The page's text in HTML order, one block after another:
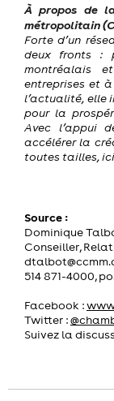
À propos de
métropolitain
Forte d’un
deux fronts :
montréalais
entreprises et
l’actualité, elle
pour la
Avec l’appui
accélérer la
toutes tailles,
Source :
Dominique
Conseiller,
514 871-4000,
Facebook :
Twitter :
Suivez la